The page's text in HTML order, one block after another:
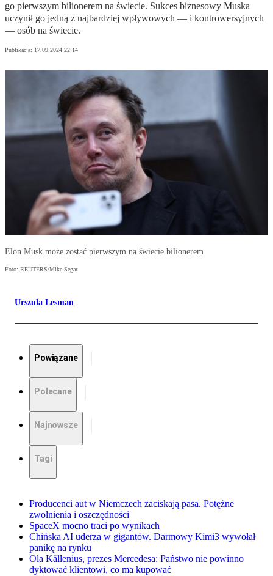
go pierwszym bilionerem na świecie. Sukces biznesowy Muska
uczynił go jedną z najbardziej wpływowych — i kontrowersyjnych
— osób na świecie.
Publikacja: 17.09.2024 22:14
Elon Musk może zostać pierwszym na świecie bilionerem
Foto: REUTERS/Mike Segar
Urszula Lesman
Powiązane
Polecane
Najnowsze
Tagi
Producenci aut w Niemczech zaciskają pasa. Potężne
zwolnienia i oszczędności
SpaceX mocno traci po wynikach
Chińska AI uderza w gigantów. Darmowy Kimi3 wywołał
panikę na rynku
Ola Källenius, prezes Mercedesa: Państwo nie powinno
dyktować klientowi, co ma kupować